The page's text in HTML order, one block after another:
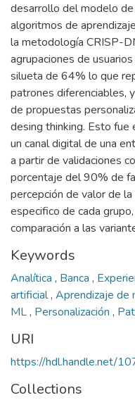
desarrollo del modelo de
algoritmos de
la metodología CRISP-
agrupaciones de
silueta de 64% lo que
patrones diferenciables,
de propuestas
desing thinking. Esto fue
un canal digital de una
a partir de validaciones
porcentaje del 90% de
percepción de valor de
especifico de cada
comparación a las
Keywords
Analítica , Banca ,
artificial, Aprendizaje de
ML, Personalización ,
URI
https://hdl.handle.net/
Collections